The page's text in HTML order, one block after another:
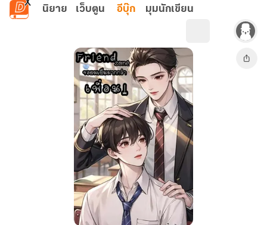
ข้ามไปยังเนื้อหาหลัก
นิยาย เว็บตูน อีบุ๊ก มุมนักเขียน